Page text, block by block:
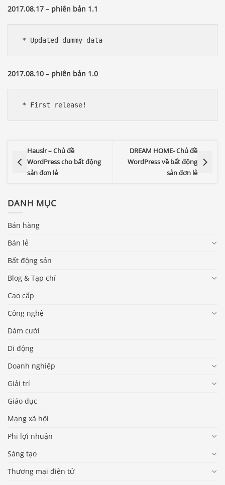
2017.08.17 – phiên bản 1.1
* Updated dummy data
2017.08.10 – phiên bản 1.0
* First release!
Hauslr – Chủ đề
WordPress cho bất động
sản đơn lẻ
DREAM HOME- Chủ đề
WordPress về bất động
sản đơn lẻ
DANH MỤC
Bán hàng
Bán lẻ
Bất động sản
Blog & Tạp chí
Cao cấp
Công nghệ
Đám cưới
Di động
Doanh nghiệp
Giải trí
Giáo dục
Mạng xã hội
Phi lợi nhuận
Sáng tạo
Thương mại điện tử